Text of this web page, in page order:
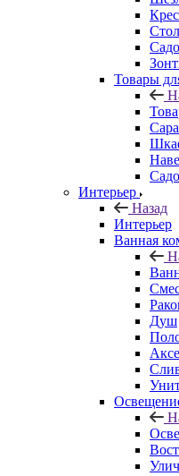
Товары
Интерьер
Назад
Интерьер
Ванная
Душ